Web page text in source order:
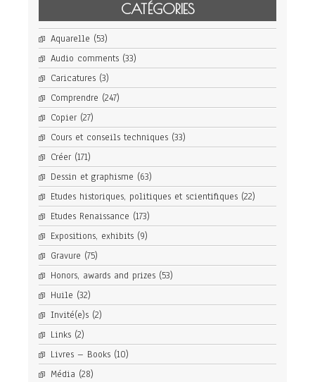
CATÉGORIES
Aquarelle (53)
Audio comments (33)
Caricatures (3)
Comprendre (247)
Copier (27)
Cours et conseils techniques (33)
Créer (171)
Dessin et graphisme (63)
Etudes historiques, politiques et scientifiques (22)
Etudes Renaissance (173)
Expositions, exhibits (9)
Gravure (75)
Honors, awards and prizes (53)
Huile (32)
Invité(e)s (2)
Links (2)
Livres – Books (10)
Média (28)